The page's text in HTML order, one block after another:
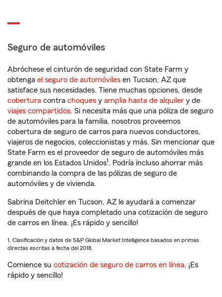
Seguro de automóviles
Abróchese el cinturón de seguridad con State Farm y
obtenga el seguro de automóviles en Tucson, AZ que
satisface sus necesidades. Tiene muchas opciones, desde
cobertura contra choques y amplia hasta de alquiler y de
viajes compartidos. Si necesita más que una póliza de seguro
de automóviles para la familia, nosotros proveemos
cobertura de seguro de carros para nuevos conductores,
viajeros de negocios, coleccionistas y más. Sin mencionar que
State Farm es el proveedor de seguro de automóviles más
grande en los Estados Unidos1. Podría incluso ahorrar más
combinando la compra de las pólizas de seguro de
automóviles y de vivienda.
Sabrina Deitchler en Tucson, AZ le ayudará a comenzar
después de que haya completado una cotización de seguro
de carros en línea. ¡Es rápido y sencillo!
1. Clasificación y datos de S&P Global Market Intelligence basados en primas
directas escritas a fecha del 2018.
Comience su cotización de seguro de carros en línea. ¡Es
rápido y sencillo!